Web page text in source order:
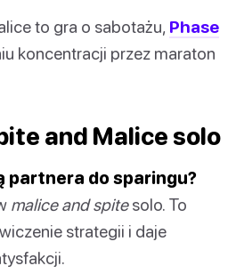
to gra o sabotażu, Phase
koncentracji przez maraton
and Malice solo
partnera do sparingu?
malice and spitesolo. To
strategii i daje